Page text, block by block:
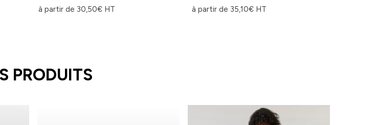
à partir de 30,50€ HT à partir de 35,10€ HT
PRODUITS